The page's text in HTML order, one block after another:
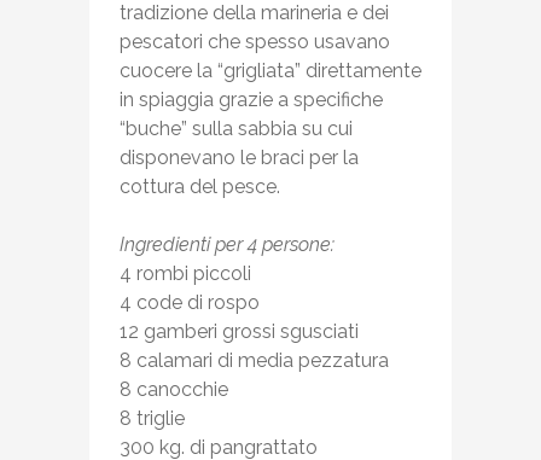
tradizione della marineria e dei
pescatori che spesso usavano
cuocere la “grigliata” direttamente
in spiaggia grazie a specifiche
“buche” sulla sabbia su cui
disponevano le braci per la
cottura del pesce.
Ingredienti per 4 persone:
4 rombi piccoli
4 code di rospo
12 gamberi grossi sgusciati
8 calamari di media pezzatura
8 canocchie
8 triglie
300 kg. di pangrattato